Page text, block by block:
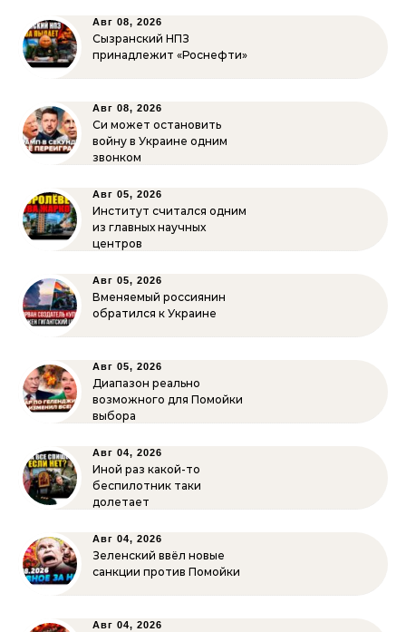
Авг 08, 2026
Сызранский НПЗ
принадлежит «Роснефти»
Авг 08, 2026
Си может остановить
войну в Украине одним
звонком
Авг 05, 2026
Институт считался одним
из главных научных
центров
Авг 05, 2026
Вменяемый россиянин
обратился к Украине
Авг 05, 2026
Диапазон реально
возможного для Помойки
выбора
Авг 04, 2026
Иной раз какой-то
беспилотник таки
долетает
Авг 04, 2026
Зеленский ввёл новые
санкции против Помойки
Авг 04, 2026